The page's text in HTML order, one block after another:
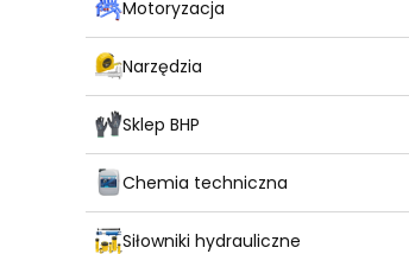
Motoryzacja
Narzędzia
Sklep BHP
Chemia techniczna
Siłowniki hydrauliczne